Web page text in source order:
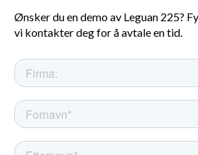
Ønsker du en demo av Leguan 225?
vi kontakter deg for å avtale en tid.